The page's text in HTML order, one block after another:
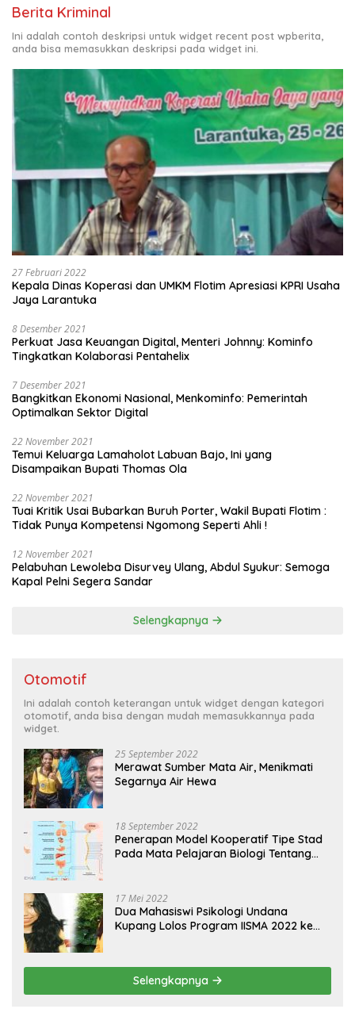
Berita Kriminal
Ini adalah contoh deskripsi untuk widget recent post wpberita,
anda bisa memasukkan deskripsi pada widget ini.
27 Februari 2022
Kepala Dinas Koperasi dan UMKM Flotim Apresiasi KPRI Usaha
Jaya Larantuka
8 Desember 2021
Perkuat Jasa Keuangan Digital, Menteri Johnny: Kominfo
Tingkatkan Kolaborasi Pentahelix
7 Desember 2021
Bangkitkan Ekonomi Nasional, Menkominfo: Pemerintah
Optimalkan Sektor Digital
22 November 2021
Temui Keluarga Lamaholot Labuan Bajo, Ini yang
Disampaikan Bupati Thomas Ola
22 November 2021
Tuai Kritik Usai Bubarkan Buruh Porter, Wakil Bupati Flotim :
Tidak Punya Kompetensi Ngomong Seperti Ahli !
12 November 2021
Pelabuhan Lewoleba Disurvey Ulang, Abdul Syukur: Semoga
Kapal Pelni Segera Sandar
Selengkapnya
Otomotif
Ini adalah contoh keterangan untuk widget dengan kategori
otomotif, anda bisa dengan mudah memasukkannya pada
widget.
25 September 2022
Merawat Sumber Mata Air, Menikmati
Segarnya Air Hewa
18 September 2022
Penerapan Model Kooperatif Tipe Stad
Pada Mata Pelajaran Biologi Tentang
17 Mei 2022
Dua Mahasiswi Psikologi Undana
Kupang Lolos Program IISMA 2022 ke
Selengkapnya